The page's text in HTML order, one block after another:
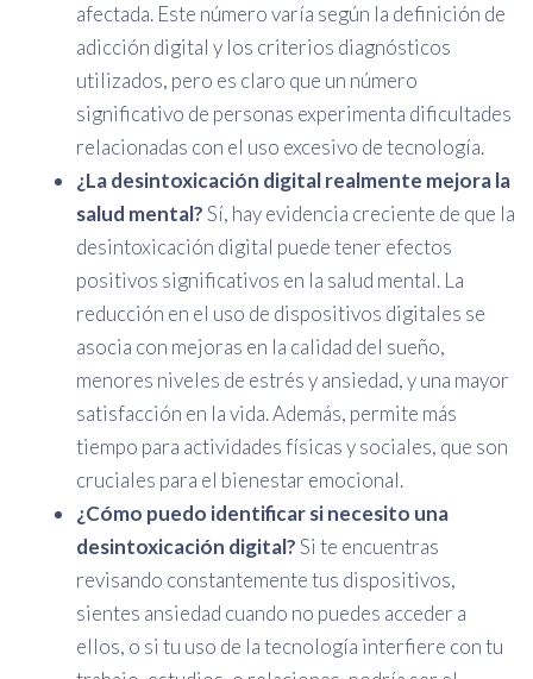
afectada. Este número varía según la definición de
adicción digital y los criterios diagnósticos
utilizados, pero es claro que un número
significativo de personas experimenta dificultades
relacionadas con el uso excesivo de tecnología.
¿La desintoxicación digital realmente mejora la
salud mental?Sí, hay evidencia creciente de que la
desintoxicación digital puede tener efectos
positivos significativos en la salud mental. La
reducción en el uso de dispositivos digitales se
asocia con mejoras en la calidad del sueño,
menores niveles de estrés y ansiedad, y una mayor
satisfacción en la vida. Además, permite más
tiempo para actividades físicas y sociales, que son
cruciales para el bienestar emocional.
¿Cómo puedo identificar si necesito una
desintoxicación digital?Si te encuentras
revisando constantemente tus dispositivos,
sientes ansiedad cuando no puedes acceder a
ellos, o si tu uso de la tecnología interfiere con tu